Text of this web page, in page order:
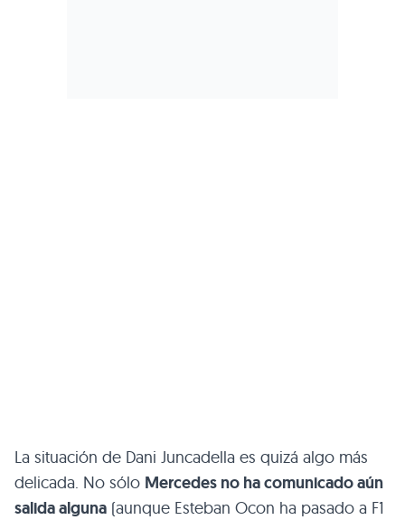
La situación de Dani Juncadella es quizá algo más
delicada. No sólo Mercedes no ha comunicado aún
salida alguna (aunque Esteban Ocon ha pasado a F1